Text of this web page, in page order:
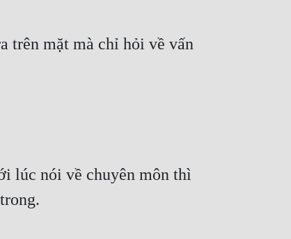
trên mặt mà chỉ hỏi về vấn
lúc nói về chuyên môn thì